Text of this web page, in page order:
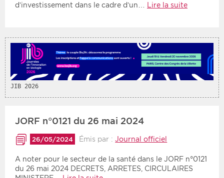
Secteur
Sanitaire
Médico-social
Zone géographique
Choisir une date de débutChoisir une date de finChronologique
d’investissement dans le cadre d’un…
Lire la suite
JIB 2026
JORF n°0121 du 26 mai 2024
26/05/2024 Émis par :Journal officiel
A noter pour le secteur de la santé dans le JORF n°0121
du 26 mai 2024 DECRETS, ARRETES, CIRCULAIRES